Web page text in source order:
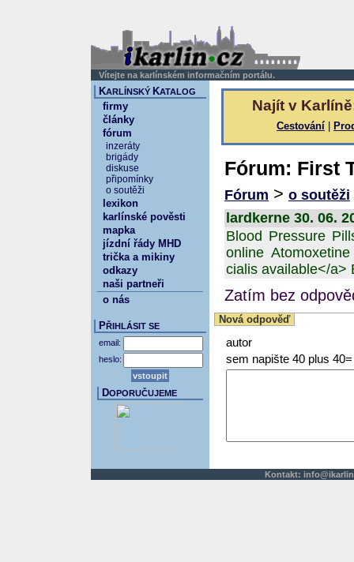
Vítejte na karlínském informačním portálu.
Najít v
Cestování
Fórum: First
Fórum > o soutěži
lardkerne 30. 06.
Blood Pressure
online
cialis available</a>
Zatím bez
Nová odpověď
autor
sem napište 40 plus 40=
KARLÍNSKÝ KATALOG
firmy
články
fórum
inzeráty
brigády
diskuse
připomínky
o soutěži
lexikon
karlínské pověsti
mapka
jízdní řády MHD
trička a mikiny
odkazy
naši partneři
o nás
PŘIHLÁSIT SE
email:
heslo:
DOPORUČUJEME
Kontakt: